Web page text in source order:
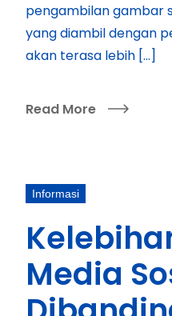
pengambilan gambar
yang diambil dengan
akan terasa lebih […]
Read More
Informasi
Media